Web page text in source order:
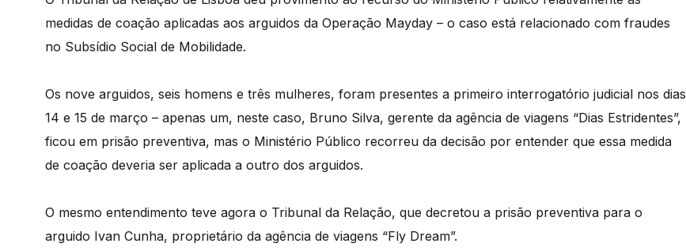
medidas de coação aplicadas aos arguidos da Operação Mayday – o caso está relacionado com fraudes
no Subsídio Social de Mobilidade.
Os nove arguidos, seis homens e três mulheres, foram presentes a primeiro interrogatório judicial nos dias
14 e 15 de março – apenas um, neste caso, Bruno Silva, gerente da agência de viagens “Dias Estridentes”,
ficou em prisão preventiva, mas o Ministério Público recorreu da decisão por entender que essa medida
de coação deveria ser aplicada a outro dos arguidos.
O mesmo entendimento teve agora o Tribunal da Relação, que decretou a prisão preventiva para o
arguido Ivan Cunha, proprietário da agência de viagens “Fly Dream”.